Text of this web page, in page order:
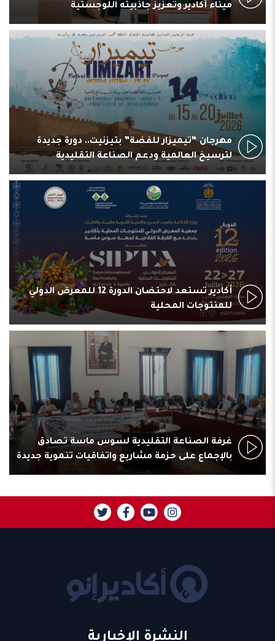
ميناء أكادير وتعزيز جاذبيته اللوجستية
مهرجان “تيميزار للفضة” بتيزنيت.. دورة جديدة
لترسيخ العالمية ودعم الصناعة التقليدية
أكادير تستعد لاحتضان الدورة 12 للمعرض الدولي
للمنتوجات المحلية
غرفة الصناعة التقليدية لسوس ماسة تصادق
بالإجماع على حزمة مشاريع واتفاقيات تنموية جديدة
النشرة الإخبارية